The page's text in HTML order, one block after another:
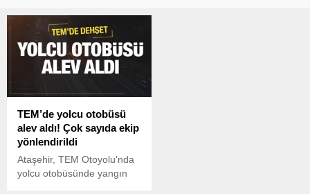
TEM’de yolcu otobüsü
alev aldı! Çok sayıda ekip
yönlendirildi
Ataşehir, TEM Otoyolu'nda
yolcu otobüsünde yangın